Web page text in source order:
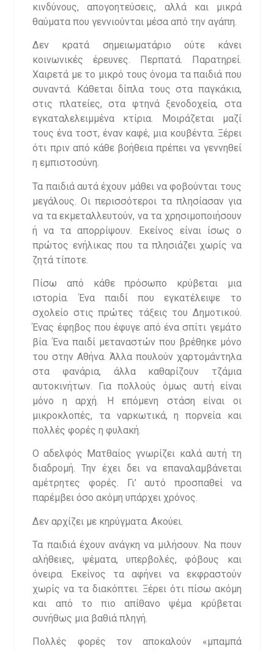
κινδύνους, απογοητεύσεις, αλλά και μικρά
θαύματα που γεννιούνται μέσα από την αγάπη.
Δεν κρατά σημειωματάριο ούτε κάνει
κοινωνικές έρευνες. Περπατά. Παρατηρεί.
Χαιρετά με το μικρό τους όνομα τα παιδιά που
συναντά. Κάθεται δίπλα τους στα παγκάκια,
στις πλατείες, στα φτηνά ξενοδοχεία, στα
εγκαταλελειμμένα κτίρια. Μοιράζεται μαζί
τους ένα τοστ, έναν καφέ, μια κουβέντα. Ξέρει
ότι πριν από κάθε βοήθεια πρέπει να γεννηθεί
η εμπιστοσύνη.
Τα παιδιά αυτά έχουν μάθει να φοβούνται τους
μεγάλους. Οι περισσότεροι τα πλησίασαν για
να τα εκμεταλλευτούν, να τα χρησιμοποιήσουν
ή να τα απορρίψουν. Εκείνος είναι ίσως ο
πρώτος ενήλικας που τα πλησιάζει χωρίς να
ζητά τίποτε.
Πίσω από κάθε πρόσωπο κρύβεται μια
ιστορία. Ένα παιδί που εγκατέλειψε το
σχολείο στις πρώτες τάξεις του Δημοτικού.
Ένας έφηβος που έφυγε από ένα σπίτι γεμάτο
βία. Ένα παιδί μεταναστών που βρέθηκε μόνο
του στην Αθήνα. Άλλα πουλούν χαρτομάντηλα
στα φανάρια, άλλα καθαρίζουν τζάμια
αυτοκινήτων. Για πολλούς όμως αυτή είναι
μόνο η αρχή. Η επόμενη στάση είναι οι
μικροκλοπές, τα ναρκωτικά, η πορνεία και
πολλές φορές η φυλακή.
Ο αδελφός Ματθαίος γνωρίζει καλά αυτή τη
διαδρομή. Την έχει δει να επαναλαμβάνεται
αμέτρητες φορές. Γι’ αυτό προσπαθεί να
παρέμβει όσο ακόμη υπάρχει χρόνος.
Δεν αρχίζει με κηρύγματα. Ακούει.
Τα παιδιά έχουν ανάγκη να μιλήσουν. Να πουν
αλήθειες, ψέματα, υπερβολές, φόβους και
όνειρα. Εκείνος τα αφήνει να εκφραστούν
χωρίς να τα διακόπτει. Ξέρει ότι πίσω ακόμη
και από το πιο απίθανο ψέμα κρύβεται
συνήθως μια βαθιά πληγή.
Πολλές φορές τον αποκαλούν «μπαμπά